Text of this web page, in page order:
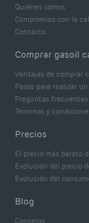
Quiénes somos
Compromiso con la
Contacto
Comprar gasoil
Ventajas de comprar
Pasos para realizar
Preguntas frecuentes
Términos y
Precios
El precio más barato
Evolución del precio
Evolución del
Blog
Consejos